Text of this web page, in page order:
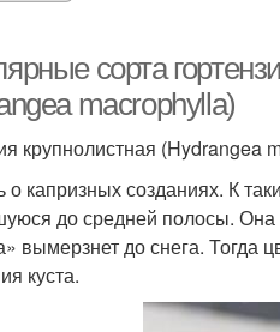
сорта
macrophylla)
крупнолистная (Hydrangea
о капризных созданиях. К
до средней полосы. Она
вымерзнет до снега. Тогда
куста.